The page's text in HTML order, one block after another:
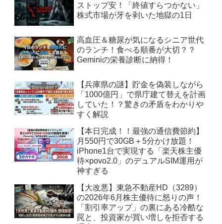
ストップ安！「終値すらつかない」
株式市場が牙を剥いた地獄の1日
高血圧＆糖尿が気になるシニア世代
のランチ！食べる順番が大切？？
Geminiの栄養診断に納得！
【兵庫県の謎】貯金を偽装しながら
「1000億円」で県庁建て替えを計画
していた！？驚きの矛盾をわかりや
すく解説
【本日完成！！最強の通信費節約】
月550円で30GB＋5分かけ放題！
iPhone1台で実現する「楽天株主優
待×povo2.0」のデュアルSIM運用が
神すぎる
【大改悪】東急不動産HD（3289）
の2026年6月株主優待に怒りの声！
「割引率アップ」の裏にある冷酷な
罠と、投資家が買い増しを拒否する